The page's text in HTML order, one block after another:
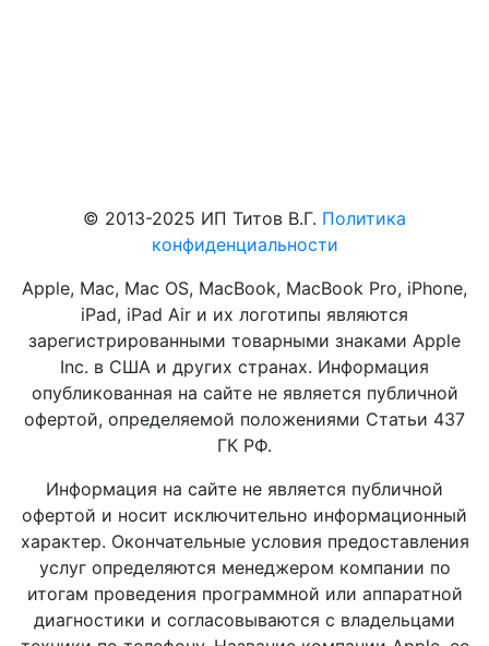
© 2013-2025 ИП Титов В.Г. Политика
конфиденциальности
Apple, Mac, Mac OS, MacBook, MacBook Pro, iPhone,
iPad, iPad Air и их логотипы являются
зарегистрированными товарными знаками Apple
Inc. в США и других странах. Информация
опубликованная на сайте не является публичной
офертой, определяемой положениями Статьи 437
ГК РФ.
Информация на сайте не является публичной
офертой и носит исключительно информационный
характер. Окончательные условия предоставления
услуг определяются менеджером компании по
итогам проведения программной или аппаратной
диагностики и согласовываются с владельцами